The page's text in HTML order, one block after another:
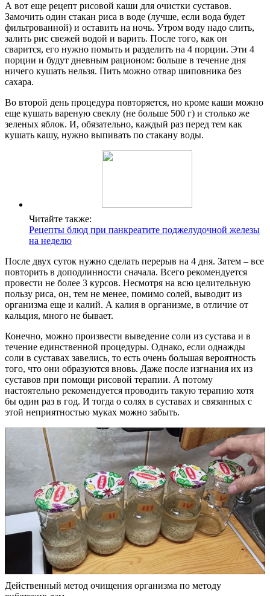
А вот еще рецепт рисовой каши для очистки суставов.
Замочить один стакан риса в воде (лучше, если вода будет
фильтрованной) и оставить на ночь. Утром воду надо слить,
залить рис свежей водой и варить. После того, как он
сварится, его нужно помыть и разделить на 4 порции. Эти 4
порции и будут дневным рационом: больше в течение дня
ничего кушать нельзя. Пить можно отвар шиповника без
сахара.
Во второй день процедура повторяется, но кроме каши можно
еще кушать вареную свеклу (не больше 500 г) и столько же
зеленых яблок. И, обязательно, каждый раз перед тем как
кушать кашу, нужно выпивать по стакану воды.
Читайте также:
Рецепты блюд при панкреатите поджелудочной железы
на неделю
После двух суток нужно сделать перерыв на 4 дня. Затем – все
повторить в доподлинности сначала. Всего рекомендуется
провести не более 3 курсов. Несмотря на всю целительную
пользу риса, он, тем не менее, помимо солей, выводит из
организма еще и калий. А калия в организме, в отличие от
кальция, много не бывает.
Конечно, можно произвести выведение соли из сустава и в
течение единственной процедуры. Однако, если однажды
соли в суставах завелись, то есть очень большая вероятность
того, что они образуются вновь. Даже после изгнания их из
суставов при помощи рисовой терапии. А потому
настоятельно рекомендуется проводить такую терапию хотя
бы один раз в год. И тогда о солях в суставах и связанных с
этой неприятностью муках можно забыть.
Действенный метод очищения организма по методу